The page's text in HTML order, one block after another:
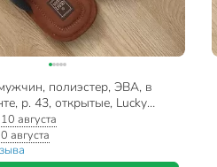
полиэстер, ЭВА, в
р. 43, открытые, Lucky
M-CH-O
10 августа
августа